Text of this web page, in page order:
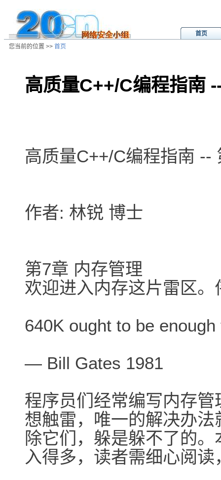
首页
您当前的位置 >> 首页
高质量C++/C编程指南
高质量C++/C编程指南 --
作者: 林锐 博士
第7章 内存管理
欢迎进入内存这片雷区
640K ought to be
― Bill Gates 1981
程序员们经常编写内存
想触雷，唯一的解决办
除它们，躲是躲不了的
入得多，读者需细心阅